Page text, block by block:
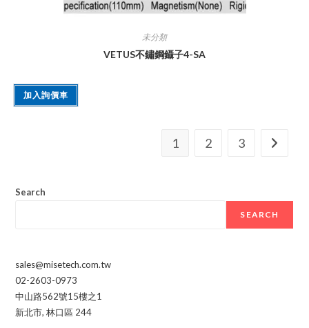
未分類
VETUS不鏽鋼鑷子4-SA
加入詢價車
1 2 3
Search
SEARCH
sales@misetech.com.tw
02-2603-0973
中山路562號15樓之1
新北市,林口區 244